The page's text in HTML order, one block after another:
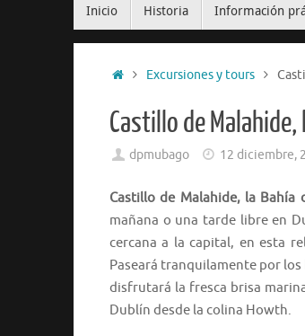
Inicio Historia Información
InicioExcursiones y tours
Castillo de
dpmubago 12 diciembre,
Castillo de Malahide, la
mañana o una tarde libre en
cercana a la capital, en esta
Paseará tranquilamente por
disfrutará la fresca brisa
Dublín desde la colina Howth.